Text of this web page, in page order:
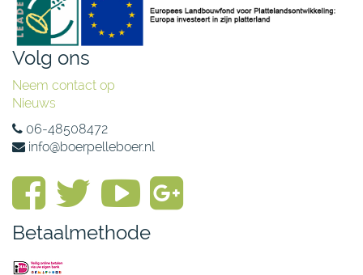
Volg ons
Neem contact op
Nieuws
06-48508472
info@boerpelleboer.nl
Betaalmethode